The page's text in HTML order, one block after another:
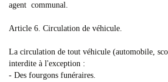
agent communal.
Article 6. Circulation de véhicule.
La circulation de tout véhicule (automobile,
interdite à l'exception :
- Des fourgons funéraires.